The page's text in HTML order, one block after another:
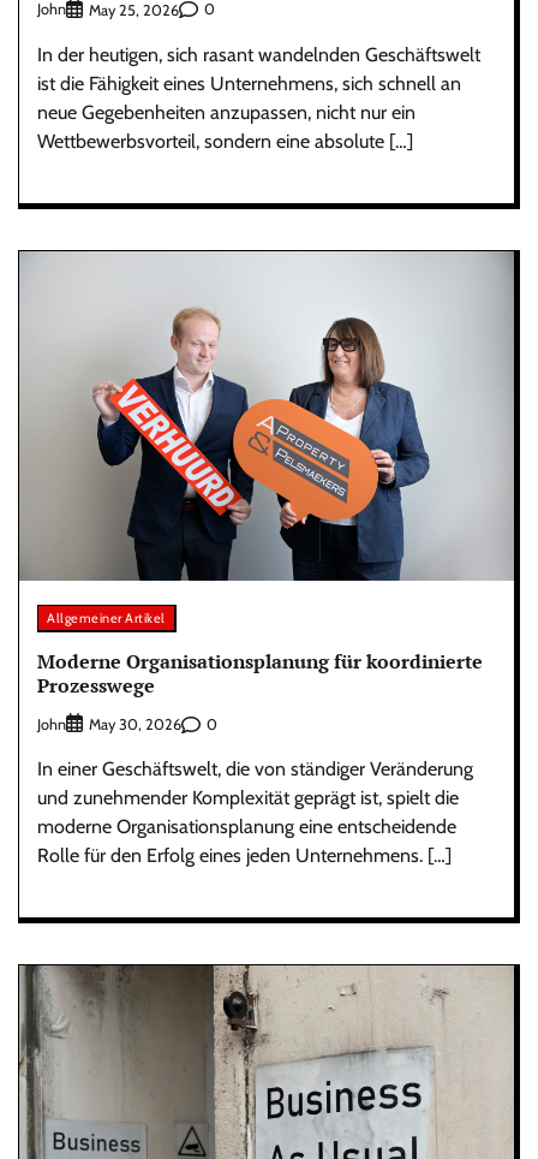
John May 25, 2026 0
In der heutigen, sich rasant wandelnden Geschäftswelt
ist die Fähigkeit eines Unternehmens, sich schnell an
neue Gegebenheiten anzupassen, nicht nur ein
Wettbewerbsvorteil, sondern eine absolute […]
Allgemeiner Artikel
Moderne Organisationsplanung für koordinierte
Prozesswege
John May 30, 2026 0
In einer Geschäftswelt, die von ständiger Veränderung
und zunehmender Komplexität geprägt ist, spielt die
moderne Organisationsplanung eine entscheidende
Rolle für den Erfolg eines jeden Unternehmens. […]